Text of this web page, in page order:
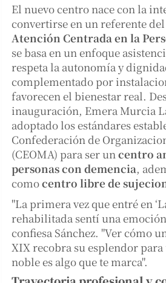
El nuevo centro nace con la
convertirse en un referente del
Atención Centrada en la
se basa en un enfoque
respeta la autonomía y
complementado por
favorecen el bienestar real.
inauguración, Emera Murcia
adoptado los estándares
Confederación de
(CEOMA) para ser uncentro
personas con demencia,
comocentro libre de
"La primera vez que entré en
rehabilitada sentí una
confiesa Sánchez. "Ver cómo
XIX recobra su esplendor para
noble es algo que te marca".